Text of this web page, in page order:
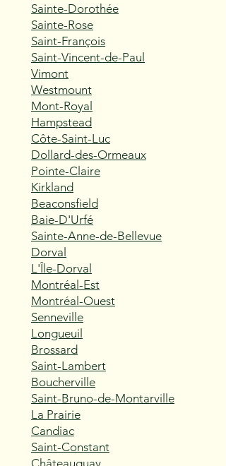
Sainte-Dorothée
Sainte-Rose
Saint-François
Saint-Vincent-de-Paul
Vimont
Westmount
Mont-Royal
Hampstead
Côte-Saint-Luc
Dollard-des-Ormeaux
Pointe-Claire
Kirkland
Beaconsfield
Baie-D'Urfé
Sainte-Anne-de-Bellevue
Dorval
L'Île-Dorval
Montréal-Est
Montréal-Ouest
Senneville
Longueuil
Brossard
Saint-Lambert
Boucherville
Saint-Bruno-de-Montarville
La Prairie
Candiac
Saint-Constant
Châteauguay